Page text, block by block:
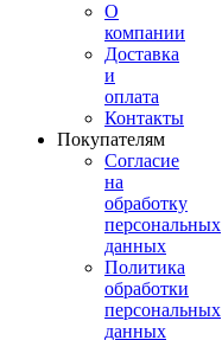
О
компании
Доставка
и
оплата
Контакты
Покупателям
Согласие
на
обработку
персональных
данных
Политика
обработки
персональных
данных